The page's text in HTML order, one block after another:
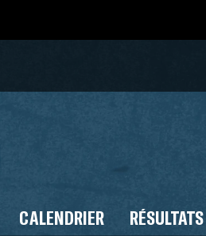
CALENDRIER RÉSULTATS